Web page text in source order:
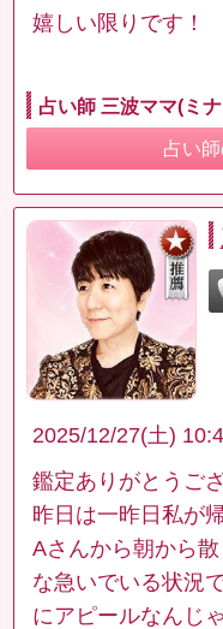
嬉しい限りです！
占い師 三波ママ(ミ
占い
2025/12/27(土)
鑑定ありがとうご
昨日は一昨日私が
Aさんから朝から
な急いでいる状況
にアピールなんじ